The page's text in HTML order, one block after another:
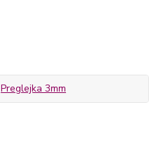
Preglejka 3mm